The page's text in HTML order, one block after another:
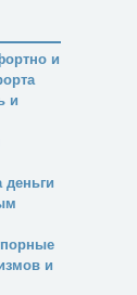
и
и
деньги
и